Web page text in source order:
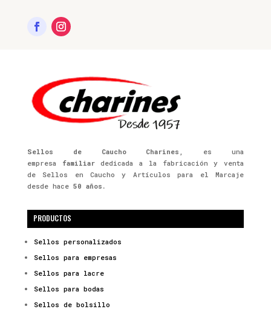
Sellos de Caucho Charines , es una
empresa familiardedicada a la fabricación y venta
de Sellos en Caucho y Artículos para el Marcaje
desde hace 50 años.
PRODUCTOS
Sellos personalizados
Sellos para empresas
Sellos para lacre
Sellos para bodas
Sellos de bolsillo